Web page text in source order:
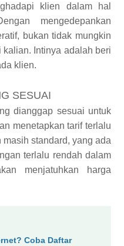
klien dalam hal
mengedepankan
bukan tidak mungkin
Intinya adalah beri
klien.
SESUAI
dianggap sesuai untuk
menetapkan tarif terlalu
standard, yang ada
terlalu rendah dalam
menjatuhkan harga
Coba Daftar